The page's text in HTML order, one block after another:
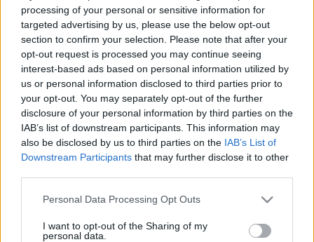
processing of your personal or sensitive information for
targeted advertising by us, please use the below opt-out
section to confirm your selection. Please note that after your
opt-out request is processed you may continue seeing
interest-based ads based on personal information utilized by
us or personal information disclosed to third parties prior to
your opt-out. You may separately opt-out of the further
disclosure of your personal information by third parties on the
IAB’s list of downstream participants. This information may
also be disclosed by us to third parties on the IAB’s List of
Downstream Participants that may further disclose it to other
Please note that this website/app uses one or more Google
not limited to your visit or usage behaviour. You may click to
Personal Data Processing Opt Outs
I want to opt-out of the Sharing of my
personal data.
A Tiszta Szívvel a Városért Egyesület vezetője a fideszes
polgármester fő kihívója egy közvélemény-kutatás szerint.
A JOBBIK-KONZERVATÍVOK RÓNA PÉTERT
KÉRTE FEL AZ EURÓPAI PARLAMENTI
VÁLASZTÁSI LISTA VEZETÉSÉRE
2024. február. 09. 16:50
A párt meggyőződése, hogy Róna az Európai Parlament
képviselőjeként sokat tehet hazánk mélyponton lévő
nemzetközi helyzetének javításáért.
A JOBBIK IS GLÁZER TÍMEÁT TÁMOGATJA
GYŐRBEN
Ahogy 2019-ben, úgy most is.
ARRÓL BESZÉLNI, HOGY SZOMBATHELYEN